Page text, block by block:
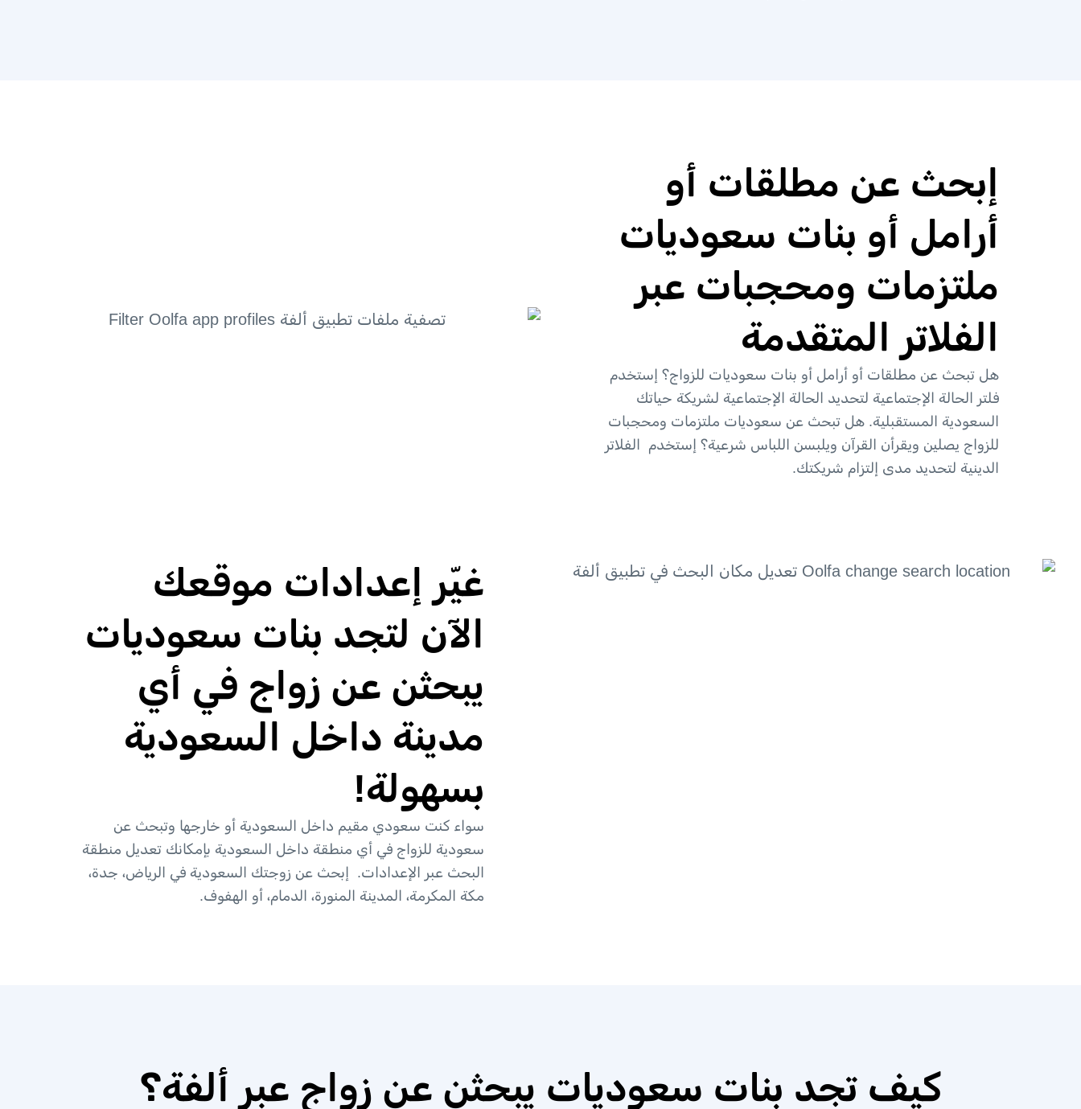
إبحث عن مطلقات أو
أرامل أو بنات سعوديات
ملتزمات ومحجبات عبر
الفلاتر المتقدمة
هل تبحث عن مطلقات أو أرامل أو بنات سعوديات للزواج؟ إستخدم
فلتر الحالة الإجتماعية لتحديد الحالة الإجتماعية لشريكة حياتك
السعودية المستقبلية. هل تبحث عن سعوديات ملتزمات ومحجبات
للزواج يصلين ويقرأن القرآن ويلبسن اللباس شرعية؟ إستخدم الفلاتر
الدينية لتحديد مدى إلتزام شريكتك.
غيّر إعدادات موقعك
الآن لتجد بنات سعوديات
يبحثن عن زواج في أي
مدينة داخل السعودية
بسهولة!
سواء كنت سعودي مقيم داخل السعودية أو خارجها وتبحث عن
سعودية للزواج في أي منطقة داخل السعودية بإمكانك تعديل منطقة
البحث عبر الإعدادات. إبحث عن زوجتك السعودية في الرياض، جدة،
مكة المكرمة، المدينة المنورة، الدمام، أو الهفوف.
كيف تجد بنات سعوديات يبحثن عن زواج عبر ألفة؟